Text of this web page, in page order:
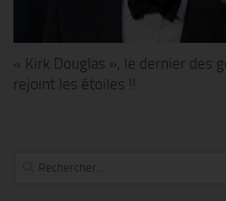
« Kirk Douglas », le dernier des
rejoint les étoiles !!
Rechercher :